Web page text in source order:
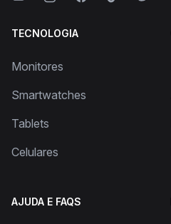
TECNOLOGIA
Monitores
Smartwatches
Tablets
Celulares
AJUDA E FAQS